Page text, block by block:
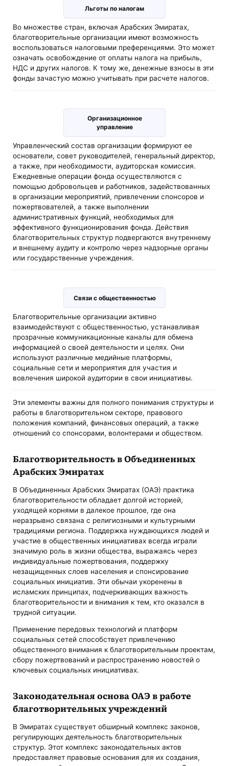
Льготы по налогам
Во множестве стран, включая Арабских Эмиратах,
благотворительные организации имеют возможность
воспользоваться налоговыми преференциями. Это может
означать освобождение от оплаты налога на прибыль,
НДС и других налогов. К тому же, денежные взносы в эти
фонды зачастую можно учитывать при расчете налогов.
Организационное
управление
Управленческий состав организации формируют ее
основатели, совет руководителей, генеральный директор,
а также, при необходимости, аудиторская комиссия.
Ежедневные операции фонда осуществляются с
помощью добровольцев и работников, задействованных
в организации мероприятий, привлечении спонсоров и
пожертвователей, а также выполнении
административных функций, необходимых для
эффективного функционирования фонда. Действия
благотворительных структур подвергаются внутреннему
и внешнему аудиту и контролю через надзорные органы
или государственные учреждения.
Связи с общественностью
Благотворительные организации активно
взаимодействуют с общественностью, устанавливая
прозрачные коммуникационные каналы для обмена
информацией о своей деятельности и целях. Они
используют различные медийные платформы,
социальные сети и мероприятия для участия и
вовлечения широкой аудитории в свои инициативы.
Эти элементы важны для полного понимания структуры и
работы в благотворительном секторе, правового
положения компаний, финансовых операций, а также
отношений со спонсорами, волонтерами и обществом.
Благотворительность в Объединенных
Арабских Эмиратах
В Объединенных Арабских Эмиратах (ОАЭ) практика
благотворительности обладает долгой историей,
уходящей корнями в далекое прошлое, где она
неразрывно связана с религиозными и культурными
традициями региона. Поддержка нуждающихся людей и
участие в общественных инициативах всегда играли
значимую роль в жизни общества, выражаясь через
индивидуальные пожертвования, поддержку
незащищенных слоев населения и спонсирование
социальных инициатив. Эти обычаи укоренены в
исламских принципах, подчеркивающих важность
благотворительности и внимания к тем, кто оказался в
трудной ситуации.
Применение передовых технологий и платформ
социальных сетей способствует привлечению
общественного внимания к благотворительным проектам,
сбору пожертвований и распространению новостей о
ключевых социальных инициативах.
Законодательная основа ОАЭ в работе
благотворительных учреждений
В Эмиратах существует обширный комплекс законов,
регулирующих деятельность благотворительных
структур. Этот комплекс законодательных актов
предоставляет правовые основания для их создания,